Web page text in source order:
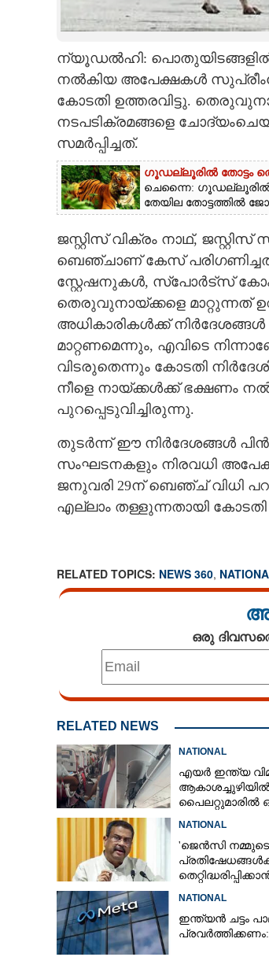
LITERATURE
CONTACT US
ന്യൂഡൽഹി:
നൽകിയ അപേക്ഷകൾ
കോടതി ഉത്തരവിട്ടു.
നടപടിക്രമങ്ങളെ
സമർപ്പിച്ചത്.
ഗൂഡല്ലൂരിൽ തോട്ടം
ചെന്നൈ: ഗൂഡല്ലൂരിൽ
തേയില തോട്ടത്തിൽ
ജസ്റ്റിസ് വിക്രം നാഥ്,
ബെഞ്ചാണ് കേസ്
സ്റ്റേഷനുകൾ, സ്‌പോർട്‌സ്
തെരുവുനായ്ക്കളെ മാറ്റുന്നത്
അധികാരികൾക്ക്
മാറ്റണമെന്നും, എവിടെ
വിടരുതെന്നും കോടതി
നീളെ നായ്ക്കൾക്ക് ഭക്ഷണം
പുറപ്പെടുവിച്ചിരുന്നു.
തുടർന്ന് ഈ നിർദേശങ്ങൾ
സംഘടനകളും നിരവധി
ജനുവരി 29ന് ബെഞ്ച് വിധി
എല്ലാം തള്ളുന്നതായി കോടതി
RELATED TOPICS: NEWS 360,
ഒരു
RELATED NEWS
NATIONAL
എയർ ഇന്ത്യ
പൈലറ്റുമാരിൽ
NATIONAL
'ജെൻസി നമ്മുടെ
NATIONAL
ഇന്ത്യൻ ചട്ടം
പ്രവർത്തിക്കണം: